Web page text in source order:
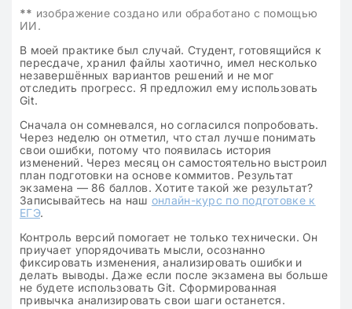
** изображение создано или обработано с помощью
ИИ.
В моей практике был случай. Студент, готовящийся к
пересдаче, хранил файлы хаотично, имел несколько
незавершённых вариантов решений и не мог
отследить прогресс. Я предложил ему использовать
Git.
Сначала он сомневался, но согласился попробовать.
Через неделю он отметил, что стал лучше понимать
свои ошибки, потому что появилась история
изменений. Через месяц он самостоятельно выстроил
план подготовки на основе коммитов. Результат
экзамена — 86 баллов. Хотите такой же результат?
Записывайтесь на наш онлайн-курс по подготовке к
ЕГЭ.
Контроль версий помогает не только технически. Он
приучает упорядочивать мысли, осознанно
фиксировать изменения, анализировать ошибки и
делать выводы. Даже если после экзамена вы больше
не будете использовать Git. Сформированная
привычка анализировать свои шаги останется.